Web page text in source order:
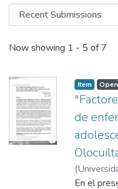
Recent
Now showing 1 - 5 of 7
Item
de
(
2015-01
En el